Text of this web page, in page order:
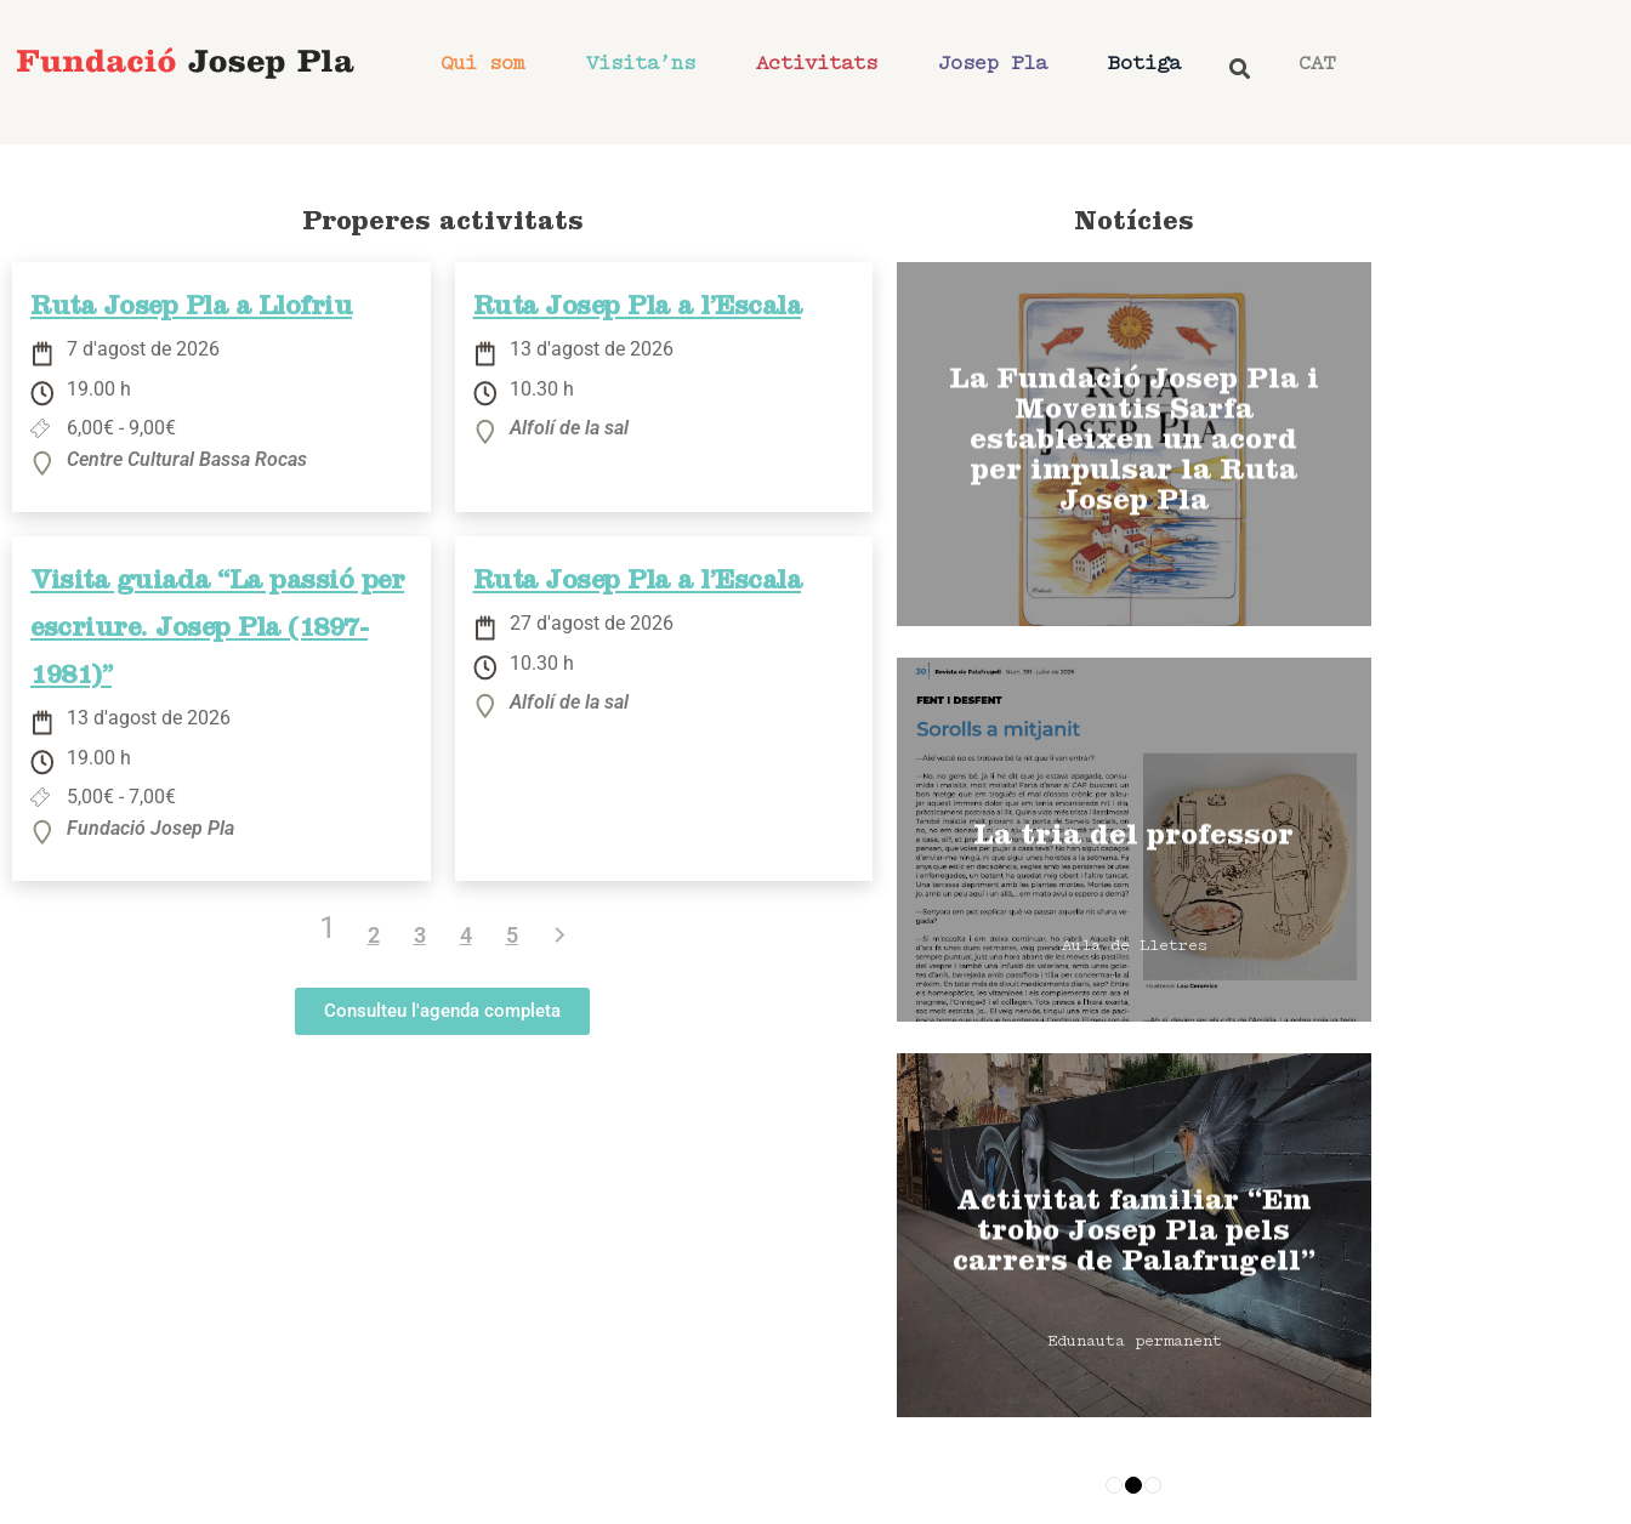
Qui som Visita’ns Activitats Josep Pla Botiga CAT
Properes activitats
Ruta Josep Pla a Llofriu
7 d'agost de 2026
19.00 h
6,00€ - 9,00€
Centre Cultural Bassa Rocas
Ruta Josep Pla a l’Escala
13 d'agost de 2026
10.30 h
Alfolí de la sal
Visita guiada “La passió per
escriure. Josep Pla (1897-
1981)”
13 d'agost de 2026
19.00 h
5,00€ - 7,00€
Fundació Josep Pla
Ruta Josep Pla a l’Escala
27 d'agost de 2026
10.30 h
Alfolí de la sal
1 2 3 4 5
Consulteu l'agenda completa
Notícies
La Fundació Josep Pla i
Moventis Sarfa
estableixen un acord
per impulsar la Ruta
Josep Pla
La tria del professor
Aula de Lletres
Activitat familiar “Em
trobo Josep Pla pels
carrers de Palafrugell”
Edunauta permanent